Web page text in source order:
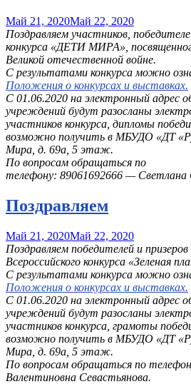
Май 21, 2020Май 22, 2020
Поздравляем участников,
конкурса «ДЕТИ МИРА»,
Великой отечественной войне.
С результатами конкурса можно
Положения о конкурсах и выставках.
С 01.06.2020 на электронный адрес
учреждений будут разосланы
участников конкурса, дипломы
возможно получить в МБУДО «ДТ
Мира, д. 69а, 5 этаж.
По вопросам обращаться по
телефону: 89061692666 — Светлана
Поздравляем
Май 21, 2020Май 22, 2020
Поздравляем победителей и
Всероссийского конкурса «Зеленая
С результатами конкурса можно
Положения о конкурсах и выставках.
С 01.06.2020 на электронный адрес
учреждений будут разосланы
участников конкурса, грамоты
возможно получить в МБУДО «ДТ
Мира, д. 69а, 5 этаж.
По вопросам обращаться по
Валентиновна Севастьянова.